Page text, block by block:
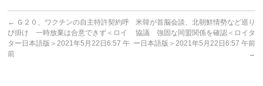
← Ｇ２０、ワクチンの自主特許契約呼
び掛け 一時放棄は合意できず＜ロイ
ター日本語版＞2021年5月22日6:57 午
前
米韓が首脳会談、北朝鮮情勢など巡り
協議 強固な同盟関係を確認＜ロイタ
ー日本語版＞2021年5月22日6:57 午前
→